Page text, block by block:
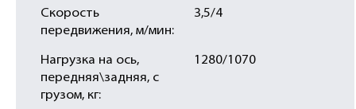
Скорость
передвижения, м/мин:
3,5/4
Нагрузка на ось,
передняя\задняя, с
грузом, кг:
1280/1070